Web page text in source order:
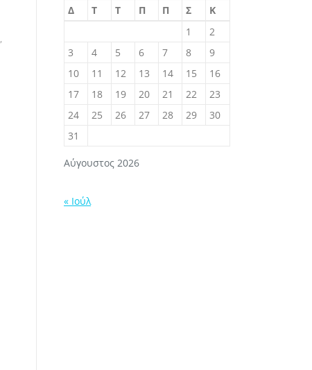
Αύγουστος 2026
Δ Τ Τ Π Π Σ
Κ
1
2
3
4 5 6 7 8
9
10
11 12 13 14 15
16
17
18 19 20 21 22
23
24
25 26 27 28 29
30
31
« Ιούλ